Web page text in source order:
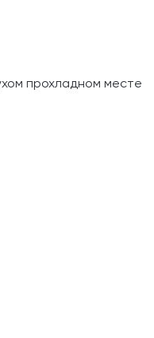
прохладном месте